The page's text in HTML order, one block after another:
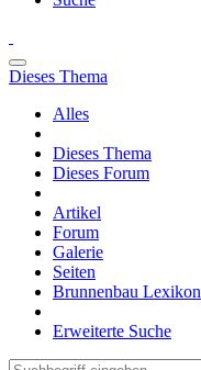
Dieses Thema
Alles
Dieses Thema
Dieses Forum
Artikel
Forum
Galerie
Seiten
Brunnenbau Lexikon
Erweiterte Suche